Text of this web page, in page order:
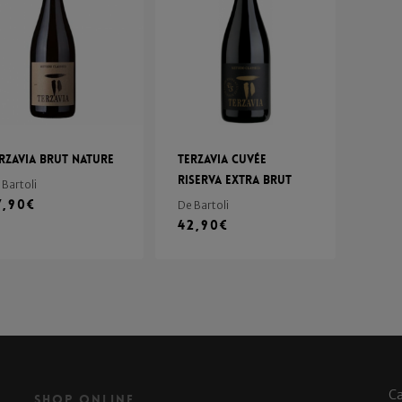
Brut Nature
Bartoli
€
Terzavia Cuvée
Riserva Extra Brut
De Bartoli
42,90€